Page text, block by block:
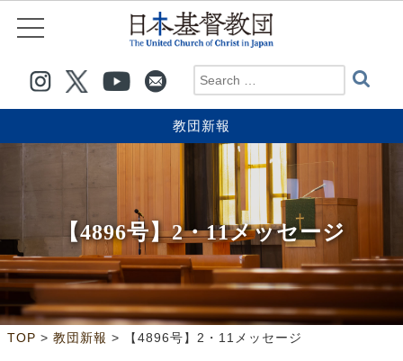
教団新報
【4896号】2・11メッセージ
TOP > 教団新報 > 【4896号】2・11メッセージ